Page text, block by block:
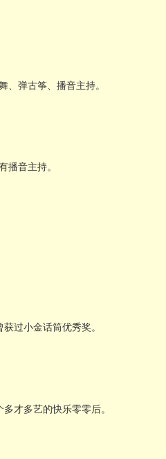
、弹古筝、播音主持。
播音主持。
过小金话筒优秀奖。
才多艺的快乐零零后。